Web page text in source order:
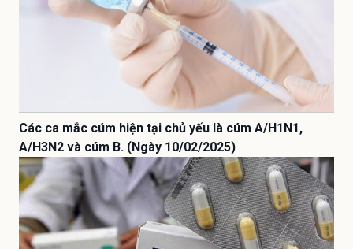
Các ca mắc cúm hiện tại chủ yếu là cúm A/H1N1,
A/H3N2 và cúm B. (Ngày 10/02/2025)